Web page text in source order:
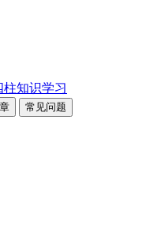
知识学习
常见问题